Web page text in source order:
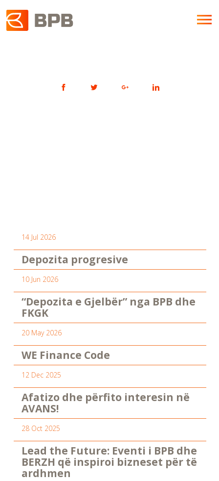
14 Jul 2026
Depozita progresive
10 Jun 2026
“Depozita e Gjelbër” nga BPB dhe
FKGK
20 May 2026
WE Finance Code
12 Dec 2025
Afatizo dhe përfito interesin në
AVANS!
28 Oct 2025
Lead the Future: Eventi i BPB dhe
BERZH që inspiroi bizneset për të
ardhmen